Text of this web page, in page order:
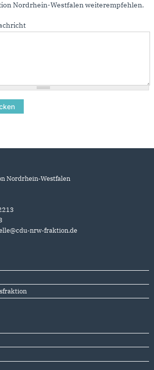
Nordrhein-Westfalen weiterempfehlen.
Nordrhein-Westfalen
nrw-fraktion.de